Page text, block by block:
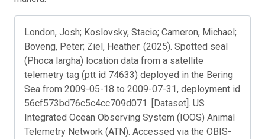
London, Josh; Koslovsky, Stacie; Cameron, Michael;
Boveng, Peter; Ziel, Heather. (2025). Spotted seal
(Phoca largha) location data from a satellite
telemetry tag (ptt id 74633) deployed in the Bering
Sea from 2009-05-18 to 2009-07-31, deployment id
56cf573bd76c5c4cc709d071. [Dataset]. US
Integrated Ocean Observing System (IOOS) Animal
Telemetry Network (ATN). Accessed via the OBIS-